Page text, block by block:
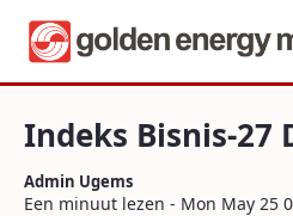
Navigatie
Naar content
Indeks Bisnis-27
Indeks Bisnis-27
Admin Ugems
Een minuut lezen - Mon May 25